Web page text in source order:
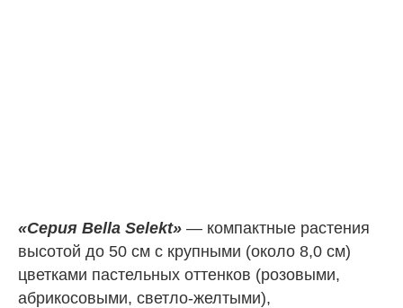
«Серия Bella Selekt» — компактные растения
высотой до 50 см с крупными (около 8,0 см)
цветками пастельных оттенков (розовыми,
абрикосовыми, светло-желтыми),